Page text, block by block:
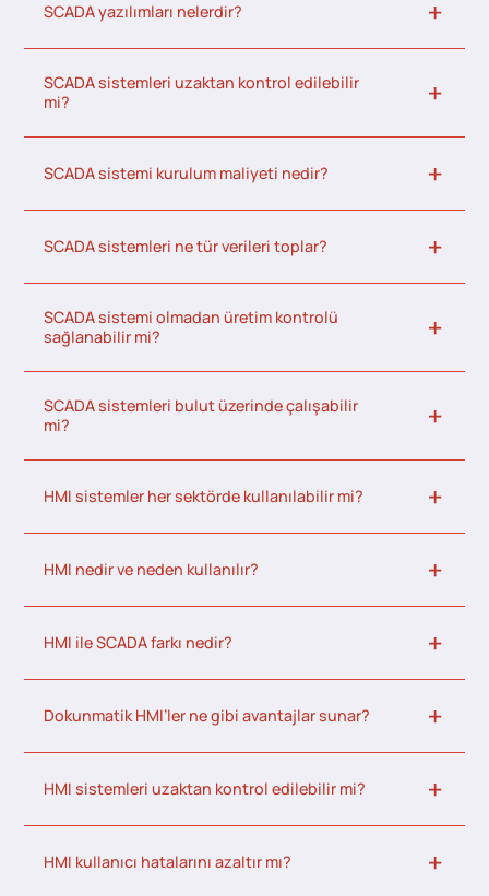
SCADA yazılımları nelerdir?
SCADA sistemleri uzaktan kontrol edilebilir
mi?
SCADA sistemi kurulum maliyeti nedir?
SCADA sistemleri ne tür verileri toplar?
SCADA sistemi olmadan üretim kontrolü
sağlanabilir mi?
SCADA sistemleri bulut üzerinde çalışabilir
mi?
HMI sistemler her sektörde kullanılabilir mi?
HMI nedir ve neden kullanılır?
HMI ile SCADA farkı nedir?
Dokunmatik HMI’ler ne gibi avantajlar sunar?
HMI sistemleri uzaktan kontrol edilebilir mi?
HMI kullanıcı hatalarını azaltır mı?